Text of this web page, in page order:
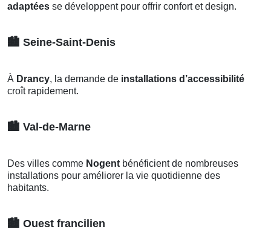
adaptées se développent pour offrir confort et design.
🏙️ Seine-Saint-Denis
À Drancy, la demande de installations d’accessibilité
croît rapidement.
🏙️ Val-de-Marne
Des villes comme Nogent bénéficient de nombreuses
installations pour améliorer la vie quotidienne des
habitants.
🏙️ Ouest francilien